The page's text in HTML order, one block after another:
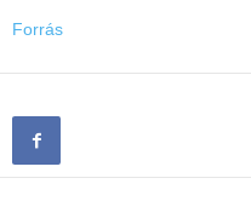
Forrás